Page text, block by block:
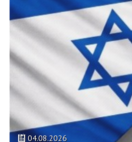
04.08.2026